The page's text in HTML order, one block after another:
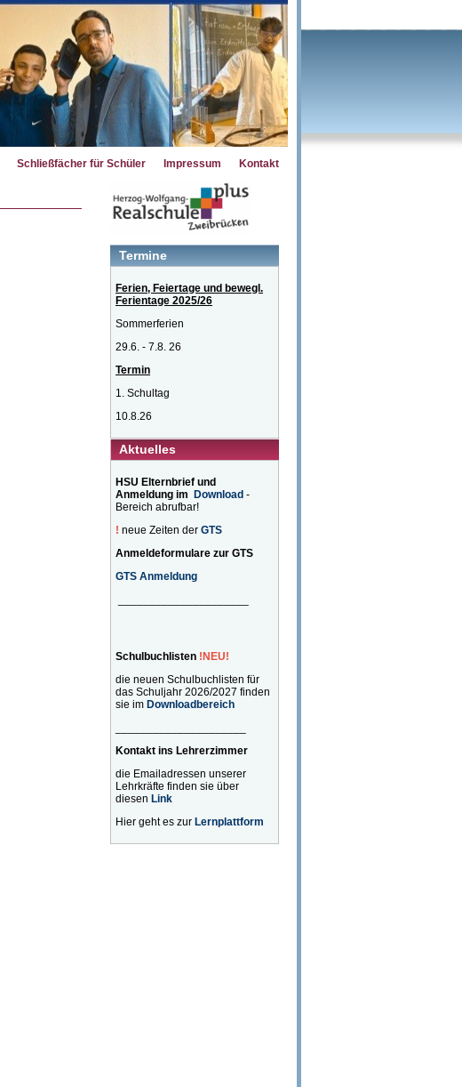
Kontakt
Impressum
Schließfächer für Schüler
Termine
Ferien, Feiertage und bewegl.
Ferientage 2025/26
Sommerferien
29.6. - 7.8. 26
Termin
1. Schultag
10.8.26
Aktuelles
HSU Elternbrief und
Anmeldung im Download -
Bereich abrufbar!
! neue Zeiten der GTS
Anmeldeformulare zur GTS
GTS Anmeldung
Schulbuchlisten !NEU!
die neuen Schulbuchlisten für
das Schuljahr 2026/2027 finden
sie im Downloadbereich
Kontakt ins Lehrerzimmer
die Emailadressen unserer
Lehrkräfte finden sie über
diesen Link
Hier geht es zur Lernplattform